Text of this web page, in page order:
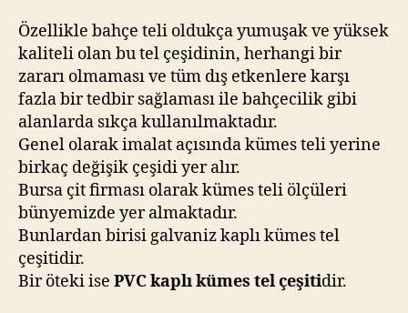
Özellikle bahçe teli oldukça yumuşak ve yüksek
kaliteli olan bu tel çeşidinin, herhangi bir
zararı olmaması ve tüm dış etkenlere karşı
fazla bir tedbir sağlaması ile bahçecilik gibi
alanlarda sıkça kullanılmaktadır.
Genel olarak imalat açısında kümes teli yerine
birkaç değişik çeşidi yer alır.
Bursa çit firması olarak kümes teli ölçüleri
bünyemizde yer almaktadır.
Bunlardan birisi galvaniz kaplı kümes tel
çeşitidir.
Bir öteki ise PVC kaplı kümes tel çeşitidir.